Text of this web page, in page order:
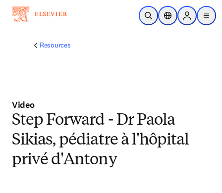
Ir para o conteúdo principal
Pesquisa aberta
Seletor deSign in to
menu
Resources
Video
Step Forward - Dr Paola
Sikias, pédiatre à l'hôpital
privé d'Antony